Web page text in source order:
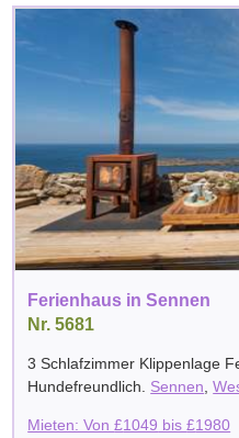
Ferienhaus in Sennen
Nr. 5681
3 Schlafzimmer Klippenlage
Hundefreundlich. Sennen ,
Mieten: Von£1049 bis£1980